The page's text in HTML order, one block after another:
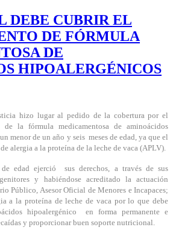
DEBE CUBRIR EL
DE FÓRMULA
DE
HIPOALERGÉNICOS
hizo lugar al pedido de la cobertura por el
la fórmula medicamentosa de aminoácidos
menor de un año y seis meses de edad, ya que el
alergia a la proteína de la leche de vaca (APLV).
edad ejerció sus derechos, a través de sus
y habiéndose acreditado la actuación
Público, Asesor Oficial de Menores e Incapaces;
a la proteína de leche de vaca por lo que debe
hipoalergénico en forma permanente e
y proporcionar buen soporte nutricional.